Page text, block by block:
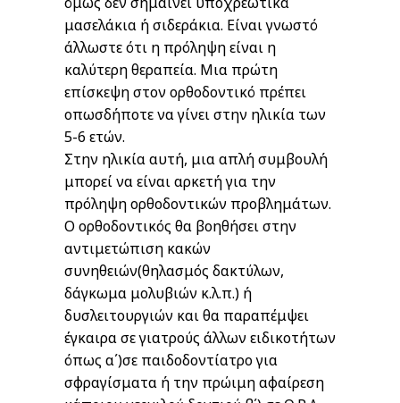
μασελάκια ή σιδεράκια. Είναι γνωστό
άλλωστε ότι η πρόληψη είναι η
καλύτερη θεραπεία. Μια πρώτη
επίσκεψη στον ορθοδοντικό πρέπει
οπωσδήποτε να γίνει στην ηλικία των
5-6 ετών.
Στην ηλικία αυτή, μια απλή συμβουλή
μπορεί να είναι αρκετή για την
πρόληψη ορθοδοντικών προβλημάτων.
Ο ορθοδοντικός θα βοηθήσει στην
αντιμετώπιση κακών
συνηθειών(θηλασμός δακτύλων,
δάγκωμα μολυβιών κ.λ.π.) ή
δυσλειτουργιών και θα παραπέμψει
έγκαιρα σε γιατρούς άλλων ειδικοτήτων
όπως α΄)σε παιδοδοντίατρο για
σφραγίσματα ή την πρώιμη αφαίρεση